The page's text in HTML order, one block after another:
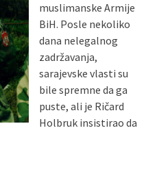
muslimanske Armije
BiH. Posle nekoliko
dana nelegalnog
zadržavanja,
sarajevske vlasti su
bile spremne da ga
puste, ali je Ričard
Holbruk insistirao da